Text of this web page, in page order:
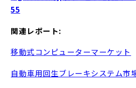
55
関連レポート:
移動式コンピューターマーケット
自動車用回生ブレーキシステム市